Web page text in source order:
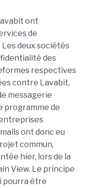
ont
de
deux sociétés
des
respectives
contre Lavabit,
messagerie
programme de
ont donc eu
commun,
hier, lors de la
View. Le principe
pourra être